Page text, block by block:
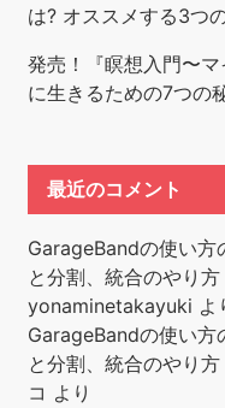
は? オススメする3つ
発売！『瞑想入門〜
に生きるための7つの
最近のコメント
GarageBandの使い方
と分割、統合のやり方
yonaminetakayuki よ
GarageBandの使い方
と分割、統合のやり方
コ より